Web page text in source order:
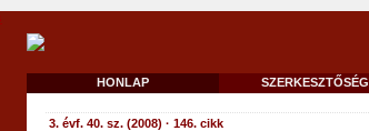
HONLAP SZERKESZTŐSÉG
3. évf. 40. sz. (2008) · 146. cikk